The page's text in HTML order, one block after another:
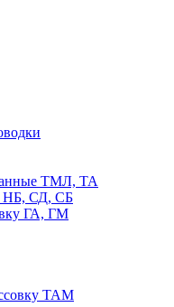
ТМЛ, ТА
НБ, СД, СБ
ГА, ГМ
ТАМ